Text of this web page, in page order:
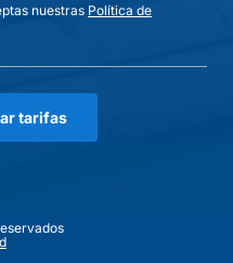
nuestras Política de
tarifas